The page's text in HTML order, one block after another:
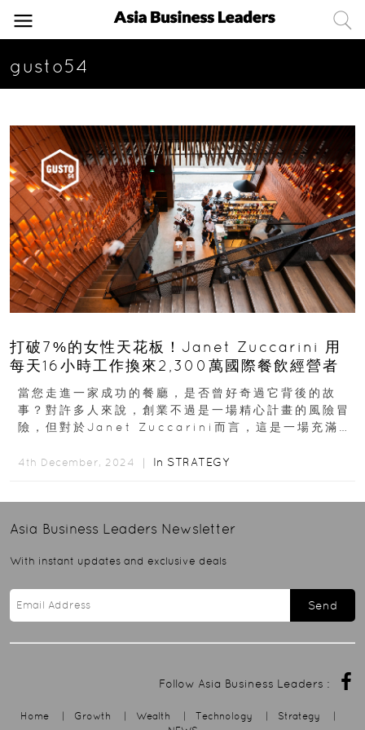
gusto54
打破7%的女性天花板！Janet Zuccarini 用
每天16小時工作換來2,300萬國際餐飲經營者
當您走進一家成功的餐廳，是否曾好奇過它背後的故
事？對許多人來說，創業不過是一場精心計畫的風險冒
險，但對於Janet Zuccarini而言，這是一場充滿情
4th December, 2024 ｜ In STRATEGY
Asia Business Leaders Newsletter
With instant updates and exclusive deals
Send
Follow Asia Business Leaders :
Home | Growth | Wealth | Technology | Strategy
|